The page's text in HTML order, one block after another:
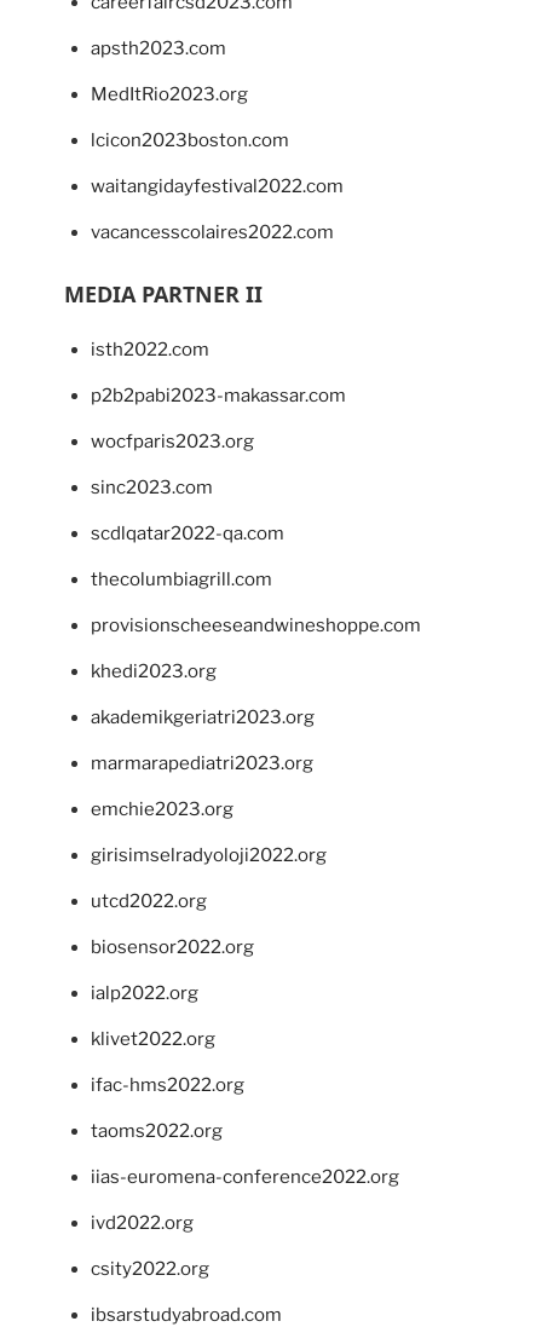
apsth2023.com
MedItRio2023.org
lcicon2023boston.com
waitangidayfestival2022.com
vacancesscolaires2022.com
MEDIA PARTNER II
isth2022.com
p2b2pabi2023-makassar.com
wocfparis2023.org
sinc2023.com
scdlqatar2022-qa.com
thecolumbiagrill.com
provisionscheeseandwineshoppe.com
khedi2023.org
akademikgeriatri2023.org
marmarapediatri2023.org
emchie2023.org
girisimselradyoloji2022.org
utcd2022.org
biosensor2022.org
ialp2022.org
klivet2022.org
ifac-hms2022.org
taoms2022.org
iias-euromena-conference2022.org
ivd2022.org
csity2022.org
ibsarstudyabroad.com